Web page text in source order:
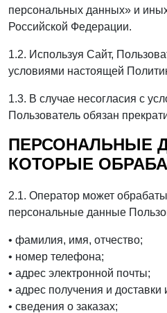
персональных данных» и
Российской Федерации.
1.2. Используя Сайт,
условиями настоящей
1.3. В случае несогласия с
Пользователь обязан
ПЕРСОНАЛЬНЫЕ
КОТОРЫЕ
2.1. Оператор может
персональные данные
• фамилия, имя, отчество;
• номер телефона;
• адрес электронной почты;
• адрес получения и доставки
• сведения о заказах;